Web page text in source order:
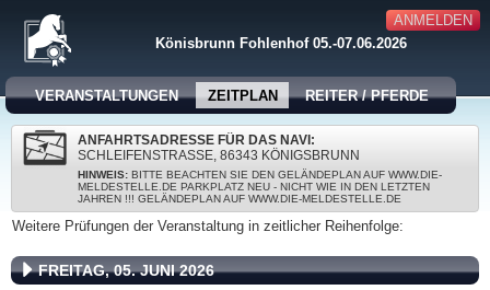
ANMELDEN
Könisbrunn Fohlenhof 05.-07.06.2026
VERANSTALTUNGEN ZEITPLAN REITER / PFERDE
ANFAHRTSADRESSE FÜR DAS NAVI:
SCHLEIFENSTRASSE, 86343 KÖNIGSBRUNN
HINWEIS: BITTE BEACHTEN SIE DEN GELÄNDEPLAN AUF WWW.DIE-
MELDESTELLE.DE PARKPLATZ NEU - NICHT WIE IN DEN LETZTEN
JAHREN !!! GELÄNDEPLAN AUF WWW.DIE-MELDESTELLE.DE
Weitere Prüfungen der Veranstaltung in zeitlicher Reihenfolge:
FREITAG, 05. JUNI 2026